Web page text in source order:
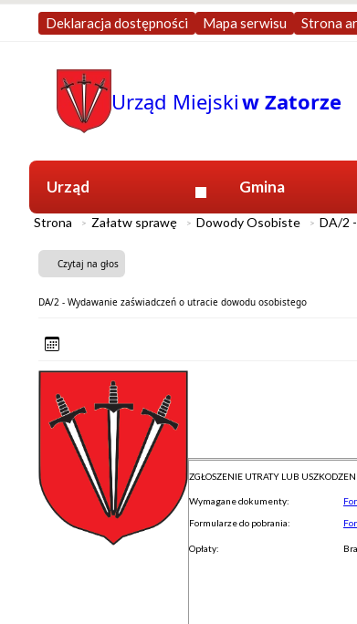
Deklaracja dostępności Mapa serwisu Strona
Urząd Miejskiw Zatorze
Urząd Gmina
Strona Załatw sprawę Dowody Osobiste DA/2
Czytaj na głos
DA/2 - Wydawanie zaświadczeń o utracie dowodu osobistego
ZGŁOSZENIE UTRATY LUB
Wymagane dokumenty:
Formularze do pobrania:
Opłaty: